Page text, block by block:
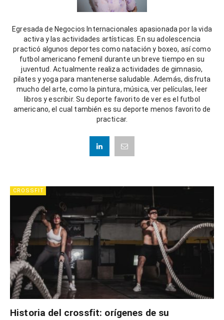
Egresada de Negocios Internacionales apasionada por la vida
activa y las actividades artísticas. En su adolescencia
practicó algunos deportes como natación y boxeo, así como
futbol americano femenil durante un breve tiempo en su
juventud. Actualmente realiza actividades de gimnasio,
pilates y yoga para mantenerse saludable. Además, disfruta
mucho del arte, como la pintura, música, ver películas, leer
libros y escribir. Su deporte favorito de ver es el futbol
americano, el cual también es su deporte menos favorito de
practicar.
CROSSFIT
Historia del crossfit: orígenes de su